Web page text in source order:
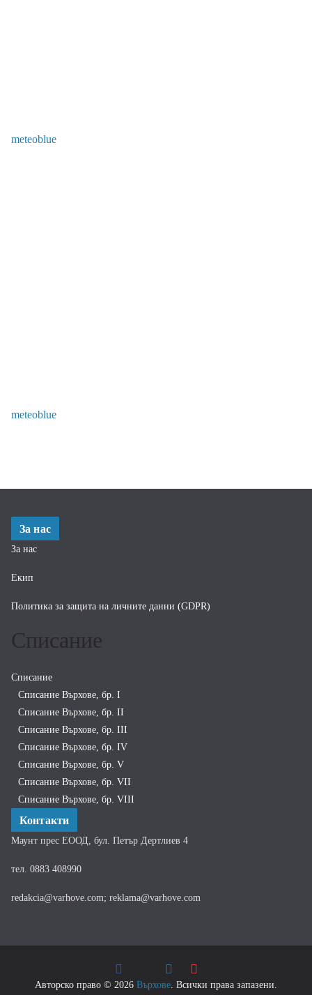
meteoblue
meteoblue
За нас
За нас
Екип
Политика за защита на личните данни (GDPR)
Списание
Списание
Списание Върхове, бр. I
Списание Върхове, бр. II
Списание Върхове, бр. III
Списание Върхове, бр. IV
Списание Върхове, бр. V
Списание Върхове, бр. VII
Списание Върхове, бр. VIII
Контакти
Маунт прес ЕООД, бул. Петър Дертлиев 4
тел. 0883 408990
redakcia@varhove.com; reklama@varhove.com
Авторско право © 2026 Върхове . Всички права запазени.